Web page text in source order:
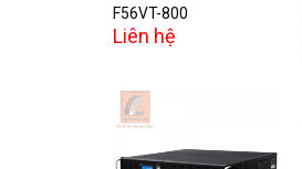
F56VT-800
Liên hệ